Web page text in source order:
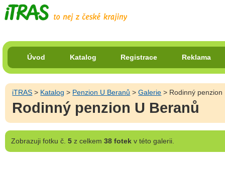
Úvod Katalog Registrace Reklama
iTRAS > Katalog > Penzion U Beranů >Galerie > Rodinný penzion
Rodinný penzion U Beranů
Zobrazujifotku č. 5z celkem 38 fotekv této galerii.